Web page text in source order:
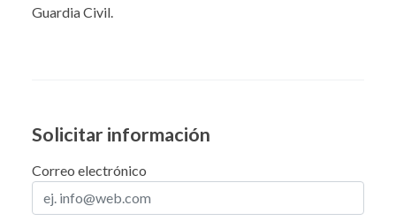
Guardia Civil.
Solicitar información
Correo electrónico